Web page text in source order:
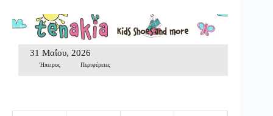
31 Μαΐου, 2026
Ήπειρος Περιφέρειες